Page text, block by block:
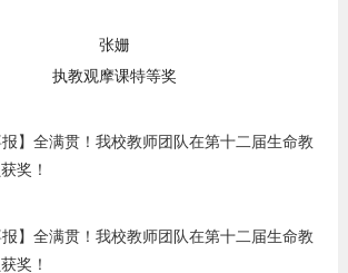
张姗
执教观摩课特等奖